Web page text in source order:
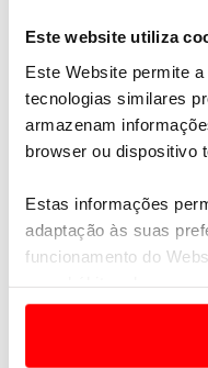
Este website utiliza
Este Website permite
tecnologias similares
armazenam
browser ou dispositivo
Estas informações
adaptação às suas
funcionamento do
e anúncios de modo a
Em alguns casos, a
3. Golf de Chantilly
4. Fontainebleau
5. Saint Germain
Grécia
1. Costa Navarino
Academy)
3. Costa Navarino
4. Costa Navarino
1. Budapest